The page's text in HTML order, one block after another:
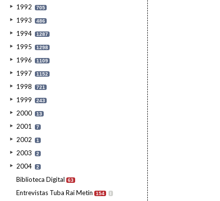
1992 705
1993 486
1994 1287
1995 1298
1996 1109
1997 1152
1998 721
1999 243
2000 13
2001 7
2002 1
2003 2
2004 2
Biblioteca Digital 63
Entrevistas Tuba Rai Metin 154 I